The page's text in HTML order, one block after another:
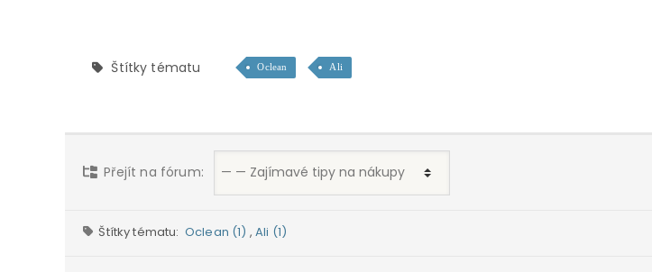
Štítky tématu Oclean Ali
Přejít na fórum:
Štítky tématu: Oclean (1) , Ali (1)